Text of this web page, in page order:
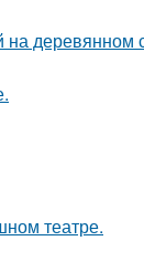
деревянном
театре.